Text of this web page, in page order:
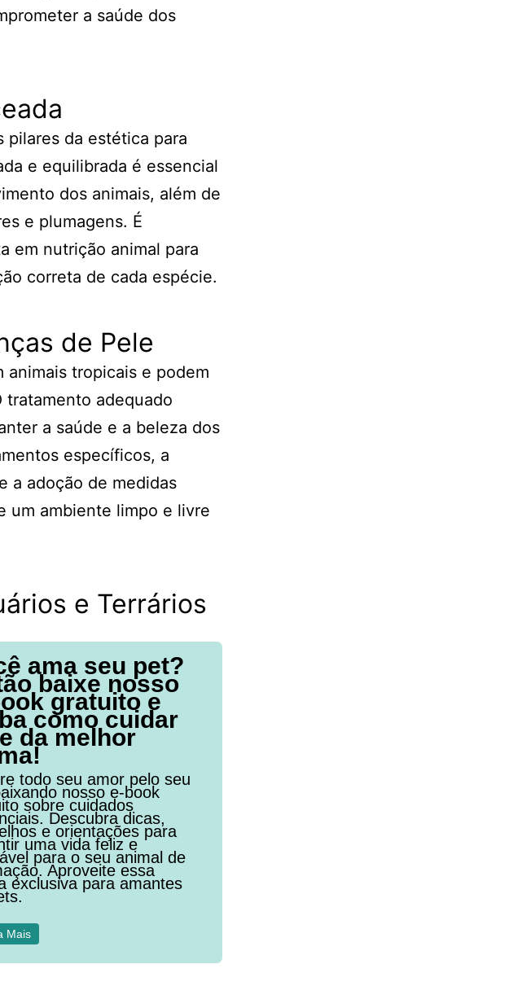
a saúde dos
pilares da estética para
e equilibrada é essencial
dos animais, além de
e plumagens. É
em nutrição animal para
correta de cada espécie.
de Pele
animais tropicais e podem
tratamento adequado
a saúde e a beleza dos
específicos, a
a adoção de medidas
um ambiente limpo e livre
e Terrários
ama seu pet?
baixe nosso
gratuito e
como cuidar
da melhor
todo seu amor pelo seu
nosso e-book
sobre cuidados
Descubra dicas,
e orientações para
uma vida feliz e
para o seu animal de
Aproveite essa
exclusiva para amantes
Mais